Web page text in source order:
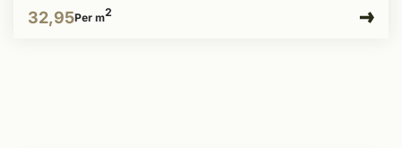
32,95Per m2